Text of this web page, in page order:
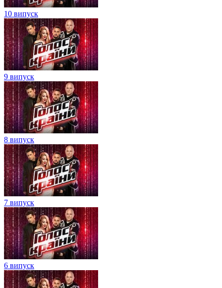
10 випуск
9 випуск
8 випуск
7 випуск
6 випуск